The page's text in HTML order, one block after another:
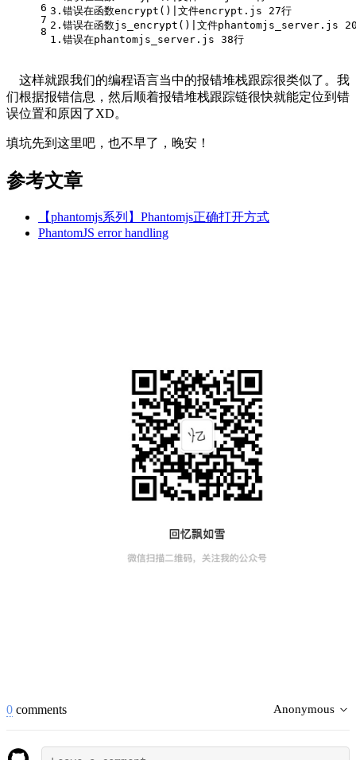
6
7
8
3.错误在函数encrypt()|文件encrypt.js 27行
2.错误在函数js_encrypt()|文件phantomjs_server.js
1.错误在phantomjs_server.js 38行
这样就跟我们的编程语言当中的报错堆栈跟踪很类似了。我
们根据报错信息，然后顺着报错堆栈跟踪链很快就能定位到错
误位置和原因了XD。
填坑先到这里吧，也不早了，晚安！
参考文章
【phantomjs系列】Phantomjs正确打开方式
PhantomJS error handling
0 comments Anonymous